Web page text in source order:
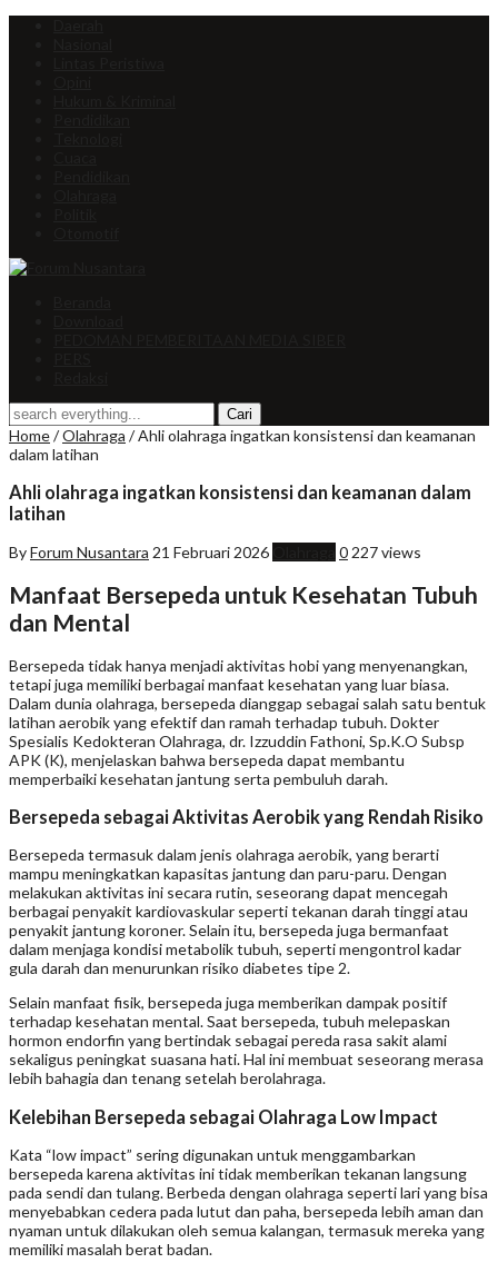
Home/Olahraga /Ahli olahraga ingatkan konsistensi dan keamanan
dalam latihan
Ahli olahraga ingatkan konsistensi dan keamanan dalam
latihan
ByForum Nusantara 21 Februari 2026 0 227 views
Manfaat Bersepeda untuk Kesehatan Tubuh
dan Mental
Bersepeda tidak hanya menjadi aktivitas hobi yang menyenangkan,
tetapi juga memiliki berbagai manfaat kesehatan yang luar biasa.
Dalam dunia olahraga, bersepeda dianggap sebagai salah satu bentuk
latihan aerobik yang efektif dan ramah terhadap tubuh. Dokter
Spesialis Kedokteran Olahraga, dr. Izzuddin Fathoni, Sp.K.O Subsp
APK (K), menjelaskan bahwa bersepeda dapat membantu
memperbaiki kesehatan jantung serta pembuluh darah.
Bersepeda sebagai Aktivitas Aerobik yang Rendah Risiko
Bersepeda termasuk dalam jenis olahraga aerobik, yang berarti
mampu meningkatkan kapasitas jantung dan paru-paru. Dengan
melakukan aktivitas ini secara rutin, seseorang dapat mencegah
berbagai penyakit kardiovaskular seperti tekanan darah tinggi atau
penyakit jantung koroner. Selain itu, bersepeda juga bermanfaat
dalam menjaga kondisi metabolik tubuh, seperti mengontrol kadar
gula darah dan menurunkan risiko diabetes tipe 2.
Selain manfaat fisik, bersepeda juga memberikan dampak positif
terhadap kesehatan mental. Saat bersepeda, tubuh melepaskan
hormon endorfin yang bertindak sebagai pereda rasa sakit alami
sekaligus peningkat suasana hati. Hal ini membuat seseorang merasa
lebih bahagia dan tenang setelah berolahraga.
Kelebihan Bersepeda sebagai Olahraga Low Impact
Kata “low impact” sering digunakan untuk menggambarkan
bersepeda karena aktivitas ini tidak memberikan tekanan langsung
pada sendi dan tulang. Berbeda dengan olahraga seperti lari yang bisa
menyebabkan cedera pada lutut dan paha, bersepeda lebih aman dan
nyaman untuk dilakukan oleh semua kalangan, termasuk mereka yang
memiliki masalah berat badan.